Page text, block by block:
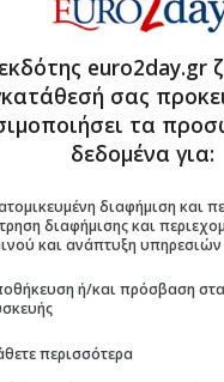
euro2day.gr
σας
τα
δεδομένα για:
διαφήμιση και
διαφήμισης και
και ανάπτυξη υπηρεσιών
ή/και πρόσβαση
περισσότερα